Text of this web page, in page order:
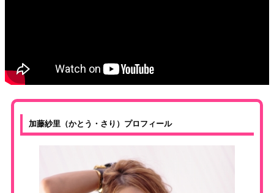
加藤紗里（かとう・さり）プロフィール